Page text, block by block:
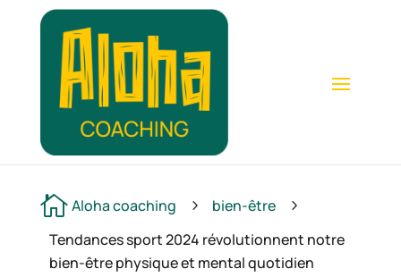
 Aloha coaching 5 bien-être 5
Tendances sport 2024 révolutionnent notre
bien-être physique et mental quotidien